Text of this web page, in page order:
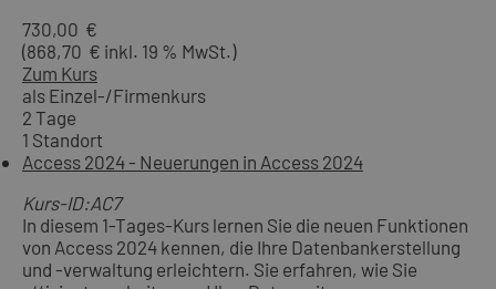
730,00 €
(868,70 € inkl. 19 % MwSt.)
Zum Kurs
als Einzel-/Firmenkurs
2 Tage
1 Standort
Access 2024 - Neuerungen in Access 2024
Kurs-ID:AC7
In diesem 1-Tages-Kurs lernen Sie die neuen Funktionen
von Access 2024 kennen, die Ihre Datenbankerstellung
und -verwaltung erleichtern. Sie erfahren, wie Sie